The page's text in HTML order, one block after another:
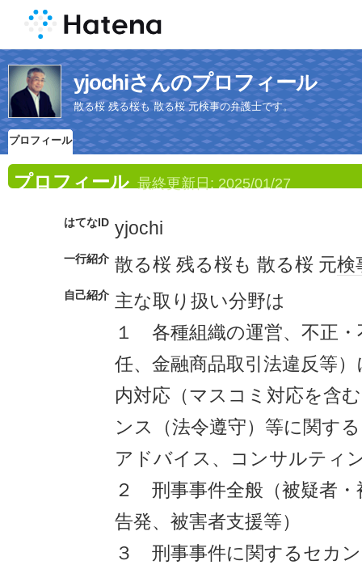
yjochiさんのプロフィール
散る桜 残る桜も 散る桜 元検事の弁護士です。
プロフィール
プロフィール 最終更新日: 2025/01/27
はてなID yjochi
一行紹介 散る桜 残る桜も 散る桜 元検
自己紹介 主な取り扱い分野は
１ 各種組織の運営、不正・
任、金融商品取引法違反等
内対応（マスコミ対応を含
ンス（法令遵守）等に関す
アドバイス、コンサルティ
２ 刑事事件全般（被疑者・
告発、被害者支援等）
３ 刑事事件に関するセカ